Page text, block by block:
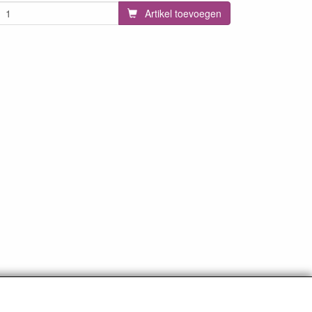
Artikel toevoegen